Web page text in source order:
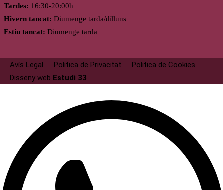
Tardes: 16:30-20:00h
Hivern tancat: Diumenge tarda/dilluns
Estiu tancat: Diumenge tarda
Avís Legal Politica de Privacitat
Politica de Cookies
Disseny web Estudi 33